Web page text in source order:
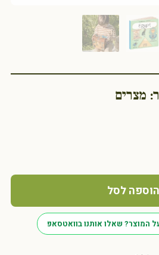
הוספה לסל
המוצר? שאלו אותנו בוואטסאפ